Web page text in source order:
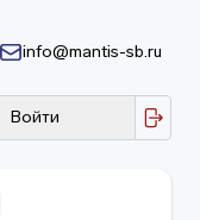
info@mantis-sb.ru
Войти